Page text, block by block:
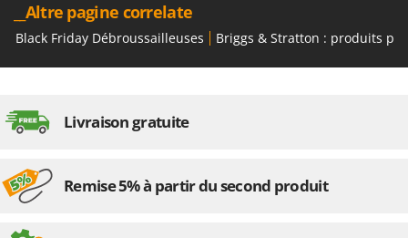
__Altre pagine correlate
Black Friday Débroussailleuses Briggs & Stratton : produits
Livraison gratuite
Remise 5% à partir du second produit